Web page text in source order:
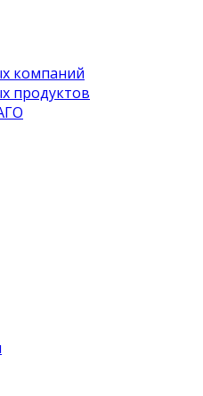
компаний
продуктов